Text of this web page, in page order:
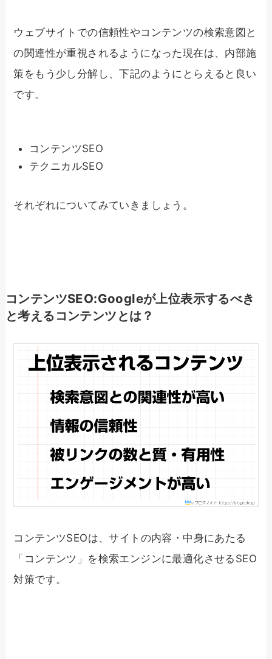
ウェブサイトでの信頼性やコンテンツの検索意図と
の関連性が重視されるようになった現在は、内部施
策をもう少し分解し、下記のようにとらえると良い
です。
コンテンツSEO
テクニカルSEO
それぞれについてみていきましょう。
コンテンツSEO:Googleが上位表示するべき
と考えるコンテンツとは？
コンテンツSEOは、サイトの内容・中身にあたる
「コンテンツ」を検索エンジンに最適化させるSEO
対策です。